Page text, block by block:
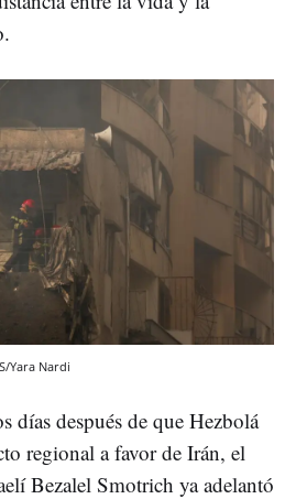
Yara Nardi
días después de que Hezbolá
regional a favor de Irán, el
Bezalel Smotrich ya adelantó